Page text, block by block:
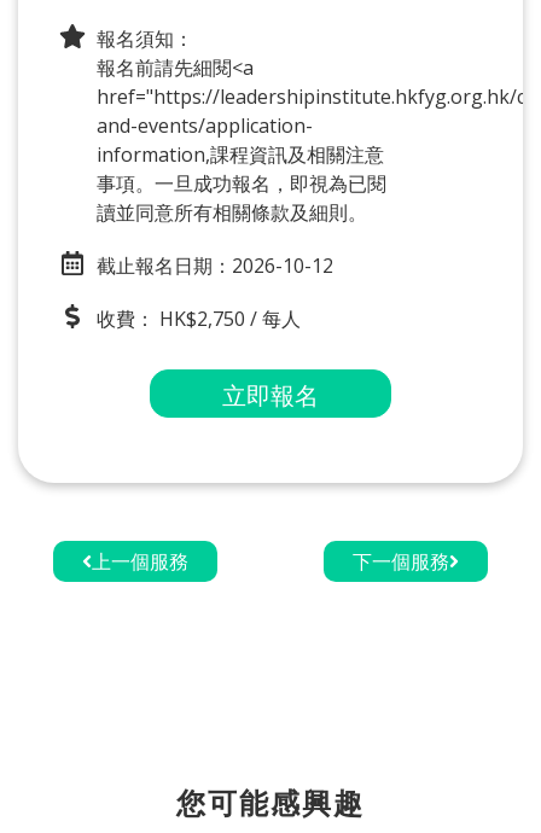
報名須知：
報名前請先細閱<a
href="https://leadershipinstitute.hkfyg.org.hk/
and-events/application-
information,課程資訊及相關注意
事項。一旦成功報名，即視為已閱
讀並同意所有相關條款及細則。
截止報名日期：2026-10-12
收費： HK$2,750 / 每人
立即報名
上一個服務 下一個服務
您可能感興趣